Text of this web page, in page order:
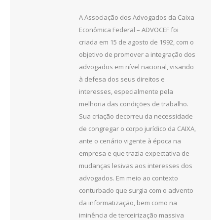
A Associação dos Advogados da Caixa
Econômica Federal – ADVOCEF foi
criada em 15 de agosto de 1992, com o
objetivo de promover a integração dos
advogados em nível nacional, visando
à defesa dos seus direitos e
interesses, especialmente pela
melhoria das condições de trabalho.
Sua criação decorreu da necessidade
de congregar o corpo jurídico da CAIXA,
ante o cenário vigente à época na
empresa e que trazia expectativa de
mudanças lesivas aos interesses dos
advogados. Em meio ao contexto
conturbado que surgia com o advento
da informatização, bem como na
iminência de terceirização massiva